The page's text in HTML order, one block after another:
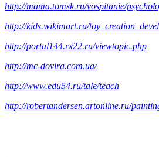
http://mama.tomsk.ru/vospitanie/
http://kids.wikimart.ru/
http://portal144.rx22.ru/viewtopic.php
http://mc-dovira.com.ua/
http://www.edu54.ru/tale/teach
http://robertandersen.artonline.ru/